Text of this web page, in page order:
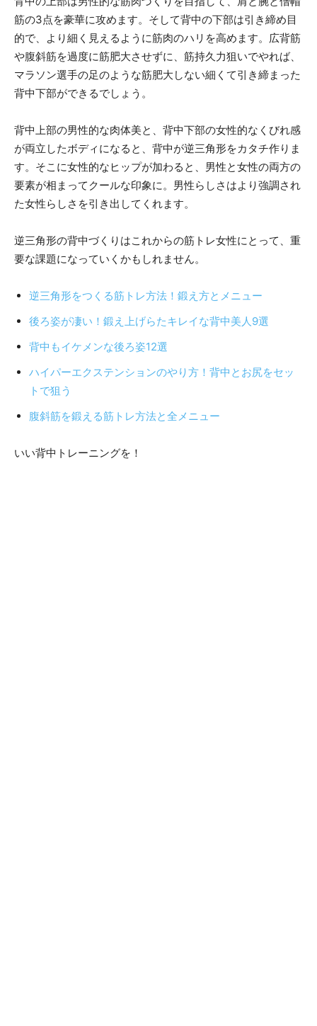
筋の3点を豪華に攻めます。そして背中の下部は引き締め目
的で、より細く見えるように筋肉のハリを高めます。広背筋
や腹斜筋を過度に筋肥大させずに、筋持久力狙いでやれば、
マラソン選手の足のような筋肥大しない細くて引き締まった
背中下部ができるでしょう。
背中上部の男性的な肉体美と、背中下部の女性的なくびれ感
が両立したボディになると、背中が逆三角形をカタチ作りま
す。そこに女性的なヒップが加わると、男性と女性の両方の
要素が相まってクールな印象に。男性らしさはより強調され
た女性らしさを引き出してくれます。
逆三角形の背中づくりはこれからの筋トレ女性にとって、重
要な課題になっていくかもしれません。
逆三角形をつくる筋トレ方法！鍛え方とメニュー
後ろ姿が凄い！鍛え上げらたキレイな背中美人9選
背中もイケメンな後ろ姿12選
ハイパーエクステンションのやり方！背中とお尻をセッ
トで狙う
腹斜筋を鍛える筋トレ方法と全メニュー
いい背中トレーニングを！